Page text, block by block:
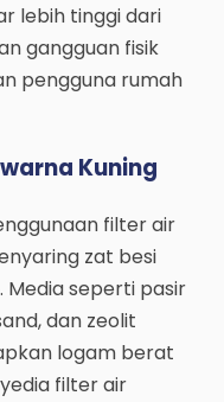
lebih tinggi dari
gangguan fisik
pengguna rumah
Kuning
filter air
zat besi
Media seperti pasir
dan zeolit
logam berat
filter air